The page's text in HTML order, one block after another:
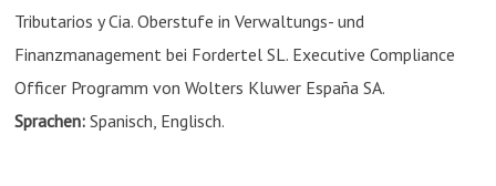
Tributarios y Cia. Oberstufe in Verwaltungs- und
Finanzmanagement bei Fordertel SL. Executive Compliance
Officer Programm von Wolters Kluwer España SA.
Sprachen: Spanisch, Englisch.